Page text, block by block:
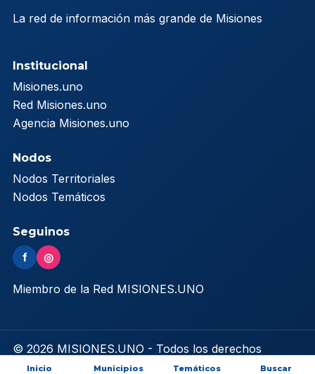
La red de información más grande de Misiones
Institucional
Misiones.uno
Red Misiones.uno
Agencia Misiones.uno
Nodos
Nodos Territoriales
Nodos Temáticos
Seguinos
f ◎
Miembro de la Red MISIONES.UNO
© 2026 MISIONES.UNO - Todos los derechos
reservados
Inicio Municipios Temáticos Buscar